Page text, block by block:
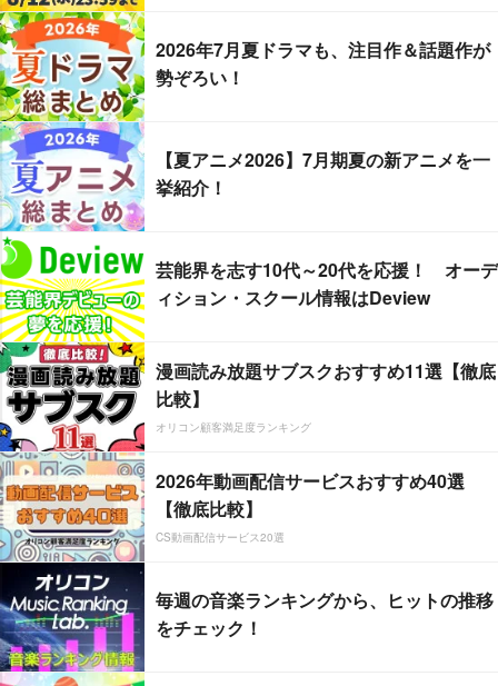
2026年7月夏ドラマも、注目作＆話題作が
勢ぞろい！
【夏アニメ2026】7月期夏の新アニメを一
挙紹介！
芸能界を志す10代～20代を応援！ オーデ
ィション・スクール情報はDeview
漫画読み放題サブスクおすすめ11選【徹底
比較】
オリコン顧客満足度ランキング
2026年動画配信サービスおすすめ40選
【徹底比較】
CS動画配信サービス20選
毎週の音楽ランキングから、ヒットの推移
をチェック！